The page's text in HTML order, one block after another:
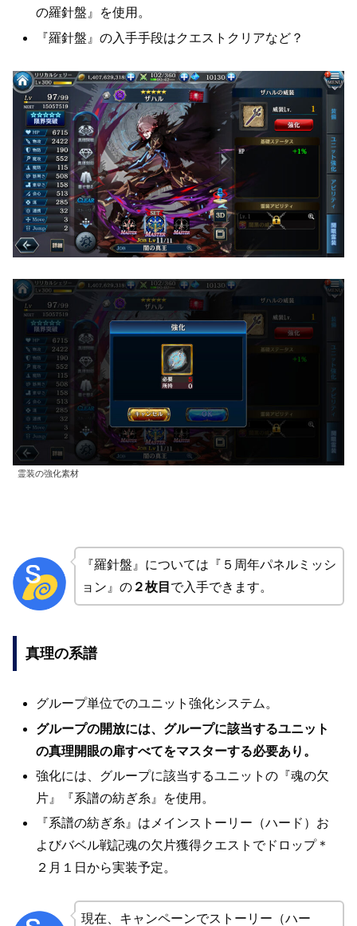
の羅針盤』を使用。
『羅針盤』の入手手段はクエストクリアなど？
霊装の強化素材
『羅針盤』については『５周年パネルミッシ
ョン』の２枚目 で入手できます。
真理の系譜
グループ単位でのユニット強化システム。
グループの開放には、グループに該当するユニット
の真理開眼の扉すべてをマスターする必要あり。
強化には、グループに該当するユニットの『魂の欠
片』『系譜の紡ぎ糸』を使用。
『系譜の紡ぎ糸』はメインストーリー（ハード）お
よびバベル戦記魂の欠片獲得クエストでドロップ＊
２月１日から実装予定。
現在、キャンペーンでストーリー（ハー